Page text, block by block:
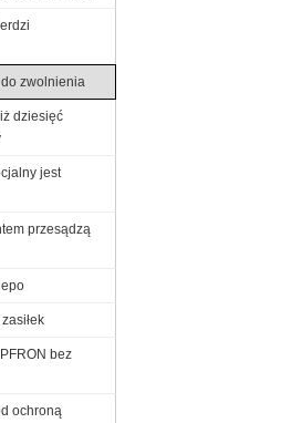
zwolnienia
dziesięć
jest
przesądzą
bez
ochroną